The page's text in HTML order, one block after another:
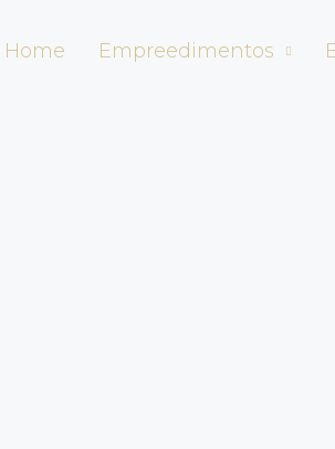
Home Empreedimentos